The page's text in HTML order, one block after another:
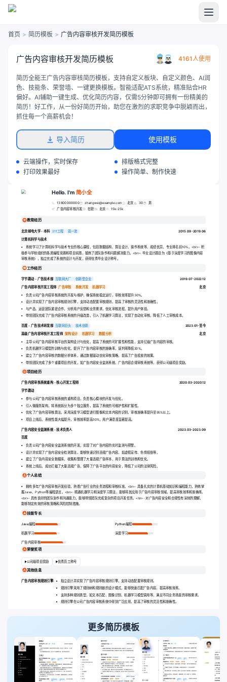
首页 > 简历模板 > 广告内容审核开发简历模板
广告内容审核开发简历模板 4161人使用
简历全能王广告内容审核简历模板，支持自定义板块、自定义颜色、AI润
色、技能条、荣誉墙、一键更换模板。智能适配ATS系统，精准贴合HR
偏好。AI辅助一键生成、优化简历内容，仅需5分钟即可拥有一份精美的
简历！好工作，从一份好简历开始，助您在激烈的求职竞争中脱颖而出，
抓住每一个高薪机会！
导入简历 使用模板
云端操作，实时保存
排版格式完整
打印效果最好
操作简单、制作快速
Hello. I'm简小全
13800000000 zhangwei@example.com 北京 30 男
广告内容审核开发 在职 北京 15k-25k
教育经历
北京邮电大学 - 本科 211工程 双一流
2015.09-2019.06
计算机科学与技术
系统学习了计算机科学与技术专业的核心课程，包括数据结构、算法设计、操作系统等，成绩优异，专业排名前10%。 <br>- 积
极参与学校组织的各类编程竞赛和项目实践，锻炼了团队协作和问题解决能力。<br>- 毕业设计题目为《基于深度学习的图像内容
审核系统》，独立完成了系统的设计与开发，获得优秀毕业设计称号。
工作经历
字节跳动 - 广告技术部 互联网大厂 创新型企业
2019.07-2022.12
广告内容审核开发工程师 广告审核 系统开发 机器学习
北京
负责公司广告内容审核系统的开发与维护，确保系统稳定运行，审核效率提升30%。
设计并实现了广告内容审核规则引擎，支持动态配置审核规则，提高了审核的灵活性和准确性。
与产品、运营团队紧密合作，分析用户反馈和业务需求，优化审核流程，提升用户体验。
带领团队完成了广告内容审核系统的升级改造，引入了机器学习算法，实现了自动化审核，降低了人工审核成本。
百度 - 广告技术研发部 互联网巨头 技术创新 2023.01-至今
高级广告内容审核开发工程师 架构设计 机器学习 数据分析 北京
主导公司广告内容审核平台的架构设计与优化，提高了系统的可扩展性和性能，支持亿级广告内容的审核。
负责机器学习模型的训练与优化，提升了广告内容审核的准确率，误判率降低20%。
建立了广告内容审核的数据分析体系，通过数据驱动优化审核策略，提高了广告投放的效果。
带领团队完成了多个重要项目的开发，如广告内容安全监测系统、广告内容合规审核系统等，获得公司级项目奖励。
项目经历
广告内容审核系统重构 - 核心开发工程师
2020.03-2020.12
字节跳动
参与公司广告内容审核系统的重构项目，负责核心模块的开发与优化。
引入微服务架构，将系统拆分为多个独立服务，提高了系统的可维护性和扩展性。
优化了广告内容审核算法，采用深度学习模型进行图像和文本内容的识别，审核准确率提升至95%以上。
项目上线后，系统性能大幅提升，审核效率提高50%，用户满意度显著提高。
广告内容安全监测系统 - 技术负责人 2023.03-2023.09
百度
负责公司广告内容安全监测系统的开发，实现了对广告内容的实时监测与预警。
设计并实现了广告内容安全检测算法，能够快速识别违规广告内容，如虚假宣传、色情低俗等。
建立了广告内容安全数据库，收集和整理了大量违规广告样本，用于算法的训练和优化。
系统上线后，成功拦截了大量违规广告，保障了广告平台的内容安全，降低了公司的法律风险。
个人总结
拥有多年广告内容审核开发经验，熟悉广告行业的业务流程和审核标准。<br>- 具备扎实的计算机基础知识和编程能力，熟练掌
握Java、Python等编程语言。<br>- 精通机器学习和深度学习算法，能够将其应用于广告内容审核领域，提高审核效率和准确率。
<br>- 具有良好的团队协作和沟通能力，能够带领团队完成复杂的项目开发任务。<br>- 对广告内容安全和合规性有深刻的理解，
能够制定有效的审核策略和风险控制措施。
技能专长
Java编程 Python编程
机器学习 深度学习
广告内容审核
荣誉奖项
公司级项目奖励 优秀员工称号
其他信息
广告内容审核规则引擎: 独立设计并实现了广告内容审核规则引擎，支持动态配置审核规则。
规则引擎采用了规则树和规则链的设计模式，能够快速匹配广告内容，提高审核效率。
支持多种规则类型，如文本匹配、图像识别、机器学习模型调用等，满足不同业务场景的审核需求。
规则引擎在公司广告内容审核系统中得到广泛应用，提高了审核的灵活性和准确性。
更多简历模板